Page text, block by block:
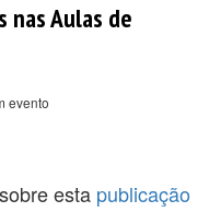
nas Aulas de
evento
esta publicação